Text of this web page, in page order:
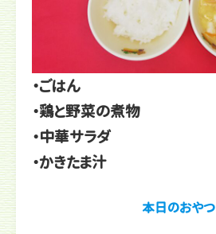
・ごはん
・鶏と野菜の煮物
・中華サラダ
・かきたま汁
本日のおやつ